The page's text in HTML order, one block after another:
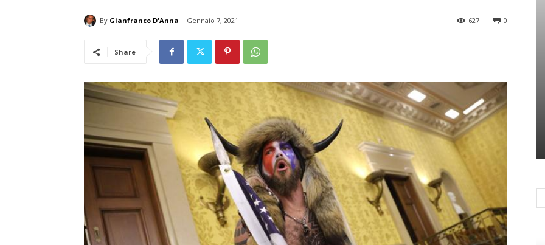
By Gianfranco D'Anna Gennaio 7, 2021 0
627
Share